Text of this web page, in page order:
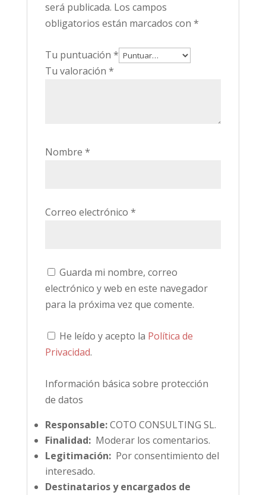
será publicada. Los campos
obligatorios están marcados con *
Tu puntuación *
Tu valoración *
Nombre *
Correo electrónico *
Guarda mi nombre, correo
electrónico y web en este navegador
para la próxima vez que comente.
He leído y acepto la Política de
Privacidad.
Información básica sobre protección
de datos
Responsable:COTO CONSULTING SL.
Finalidad:Moderar los comentarios.
Legitimación:Por consentimiento del
interesado.
Destinatarios y encargados de